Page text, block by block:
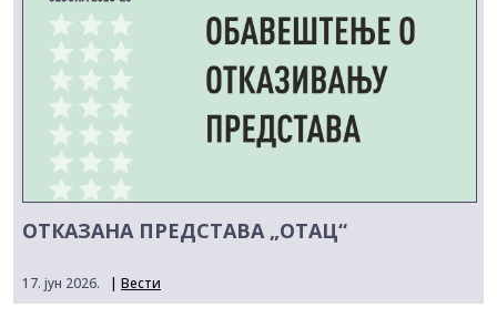
ОТКАЗАНА ПРЕДСТАВА „ОТАЦ“
17. јун 2026. | Вести